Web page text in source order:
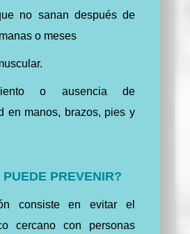
no sanan después de
o meses
o ausencia de
en manos, brazos, pies y
PREVENIR?
consiste en evitar el
cercano con personas